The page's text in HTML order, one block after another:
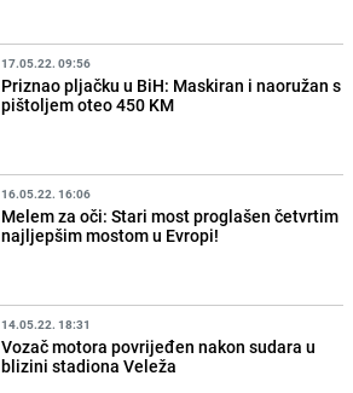
17.05.22. 09:56
Priznao pljačku u BiH: Maskiran i naoružan s
pištoljem oteo 450 KM
16.05.22. 16:06
Melem za oči: Stari most proglašen četvrtim
najljepšim mostom u Evropi!
14.05.22. 18:31
Vozač motora povrijeđen nakon sudara u
blizini stadiona Veleža